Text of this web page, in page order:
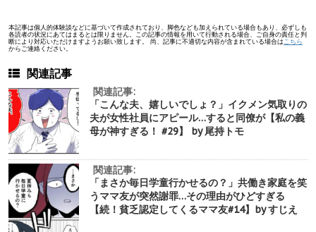
本記事は個人的体験談などに基づいて作成されており、脚色なども加えられている場合もあり、必ずしも
各読者の状況にあてはまるとは限りません。この記事の情報を用いて行動される場合、ご自身の責任と判
断により対応いただけますようお願い致します。 尚、記事に不適切な内容が含まれている場合は こちら
からご連絡ください。
関連記事
関連記事:
「こんな夫、嬉しいでしょ？」イクメン気取りの
夫が女性社員にアピール…すると同僚が【私の義
母が神すぎる！ #29】 by 尾持トモ
関連記事:
「まさか毎日学童行かせるの？」共働き家庭を笑
うママ友が突然謝罪…その理由がひどすぎる
【続！貧乏認定してくるママ友#14】by すじえ